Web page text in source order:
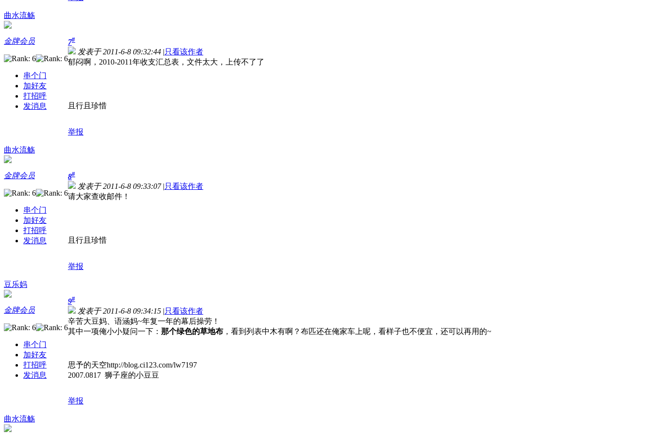
曲水流觞
金牌会员
串个门
加好友
打招呼
发消息
7#
发表于 2011-6-8 09:32:44 |只看该作者
郁闷啊，2010-2011年收支汇总表，文件太大，上传不了了
且行且珍惜
举报
曲水流觞
金牌会员
串个门
加好友
打招呼
发消息
8#
发表于 2011-6-8 09:33:07 |只看该作者
请大家查收邮件！
且行且珍惜
举报
豆乐妈
金牌会员
串个门
加好友
打招呼
发消息
9#
发表于 2011-6-8 09:34:15 |只看该作者
辛苦大豆妈、语涵妈~年复一年的幕后操劳！
其中一项俺小小疑问一下： 那个绿色的草地布 ，看到列表中木有啊？布匹还在俺家车上呢，看样子也不便宜，还可以再用的~
思予的天空http://blog.ci123.com/lw7197
2007.0817 狮子座的小豆豆
举报
曲水流觞